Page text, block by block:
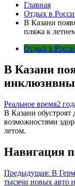
Главная
Отдых в
В Казани
пляжа к
Отдых в
В Казани
Реальное время2
В Казани
возможностями
летом.
Навигация
Предыдущая: В
тысячи новых авто